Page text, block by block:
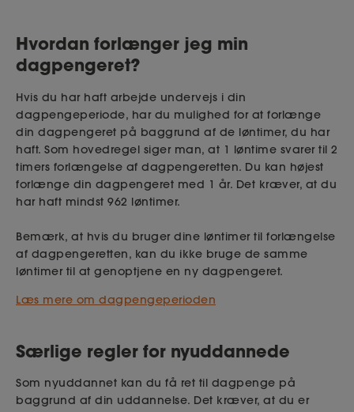
af dagpengeretten:
A-indkomst fra lønmodtagerarbejde, indberettet til
indkomstregistret. Arbejdet skal være udført på
normale løn- og ansættelsesvilkår.
A-indkomst udbetalt til ejeren af et selskab, hvor
man har haft afgørende indflydelse.
B-indkomst, hvoraf der skal betales
arbejdsmarkedsbidrag, og som ikke indgår i en
virksomheds overskud.
Ejerandel af overskud i et selskab, hvor man har
haft afgørende indflydelse.
En personligt drevet virksomheds skattepligtige
det fremgår af rubrik 111 på Skats årsopgørelse.
praksis for, at du kan medtage beløb i rubrik 151
på årsopgørelsen.
Bemærk, at indkomst fra selvstændig virksomhed
Hvordan forlænger jeg min
dagpengeret?
Hvis du har haft arbejde undervejs i din
dagpengeperiode, har du mulighed for at forlænge
din dagpengeret på baggrund af de løntimer, du har
haft. Som hovedregel siger man, at 1 løntime svarer til 2
timers forlængelse af dagpengeretten. Du kan højest
forlænge din dagpengeret med 1 år. Det kræver, at du
har haft mindst 962 løntimer.
Bemærk, at hvis du bruger dine løntimer til forlængelse
af dagpengeretten, kan du ikke bruge de samme
løntimer til at genoptjene en ny dagpengeret.
Læs mere om dagpengeperioden
Særlige regler for nyuddannede
Som nyuddannet kan du få ret til dagpenge på
baggrund af din uddannelse. Det kræver, at du er